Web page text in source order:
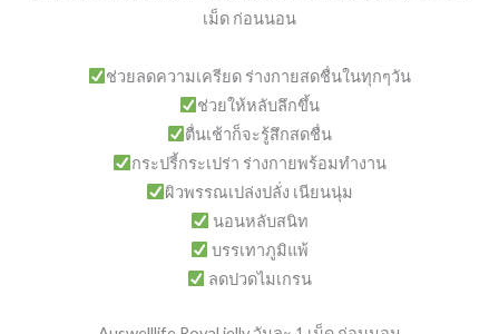
เม็ด ก่อนนอน
ช่วยลดความเครียด ร่างกายสดชื่นในทุกๆวัน
ช่วยให้หลับลึกขึ้น
ตื่นเช้าก็จะรู้สึกสดชื่น
กระปรี้กระเปร่า ร่างกายพร้อมทำงาน
ผิวพรรณเปล่งปลั่ง เนียนนุ่ม
นอนหลับสนิท
บรรเทาภูมิแพ้
ลดปวดไมเกรน